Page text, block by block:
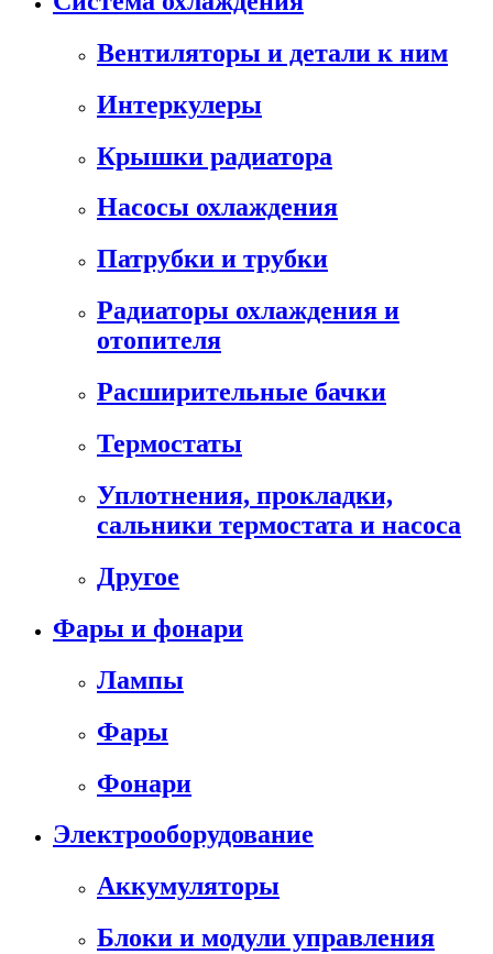
Вентиляторы и детали к ним
Интеркулеры
Крышки радиатора
Насосы охлаждения
Патрубки и трубки
Радиаторы охлаждения и
отопителя
Расширительные бачки
Термостаты
Уплотнения, прокладки,
сальники термостата и насоса
Другое
Фары и фонари
Лампы
Фары
Фонари
Электрооборудование
Аккумуляторы
Блоки и модули управления